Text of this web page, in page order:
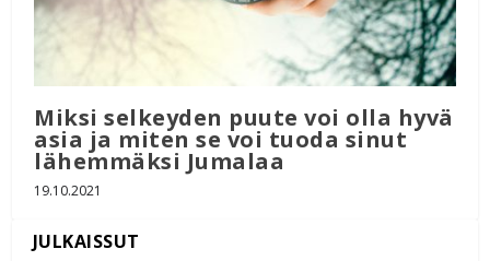
Miksi selkeyden puute voi olla hyvä
asia ja miten se voi tuoda sinut
lähemmäksi Jumalaa
19.10.2021